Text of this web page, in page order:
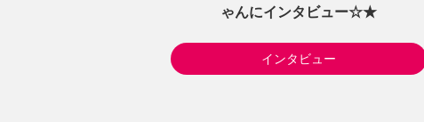
ゃんにインタビュー☆★
インタビュー